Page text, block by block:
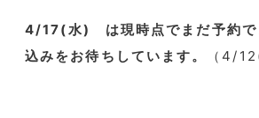
4/17(水) は現時点でまだ予約で
込みをお待ちしています。
（4/